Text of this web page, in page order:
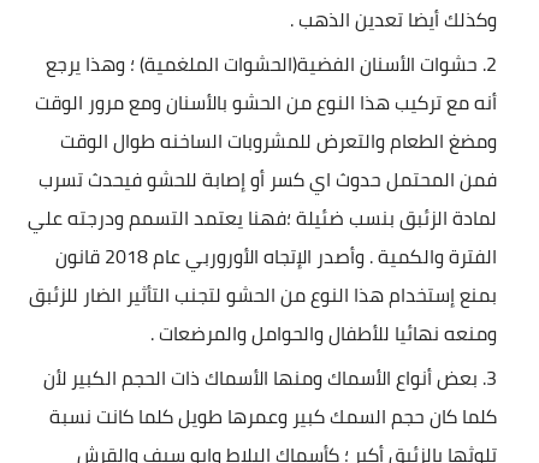
وكذلك أيضا تعدين الذهب .
حشوات الأسنان الفضية(الحشوات الملغمية) ؛ وهذا يرجع
أنه مع تركيب هذا النوع من الحشو بالأسنان ومع مرور الوقت
ومضغ الطعام والتعرض للمشروبات الساخنه طوال الوقت
فمن المحتمل حدوث اي كسر أو إصابة للحشو فيحدث تسرب
لمادة الزئبق بنسب ضئيلة ؛فهنا يعتمد التسمم ودرجته علي
الفترة والكمية . وأصدر الإتجاه الأوروربي عام 2018 قانون
بمنع إستخدام هذا النوع من الحشو لتجنب التأثير الضار للزئبق
ومنعه نهائيا للأطفال والحوامل والمرضعات .
بعض أنواع الأسماك ومنها الأسماك ذات الحجم الكبير لأن
كلما كان حجم السمك كبير وعمرها طويل كلما كانت نسبة
تلوثها بالزئبق أكبر ؛ كأسماك البلاط وابو سيف والقرش